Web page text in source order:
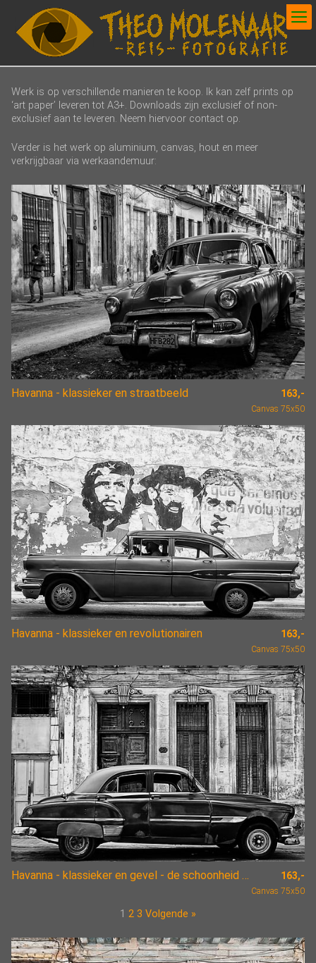
Werk is op verschillende manieren te koop. Ik kan zelf prints op
‘art paper’ leveren tot A3+. Downloads zijn exclusief of non-
exclusief aan te leveren. Neem hiervoor contact op.
Verder is het werk op aluminium, canvas, hout en meer
verkrijgbaar via werkaandemuur:
Havanna - klassieker en straatbeeld 163,-
Canvas 75x50
Havanna - klassieker en revolutionairen 163,-
Canvas 75x50
Havanna - klassieker en gevel - de schoonheid van verval 163,-
Canvas 75x50
1 2 3 Volgende »